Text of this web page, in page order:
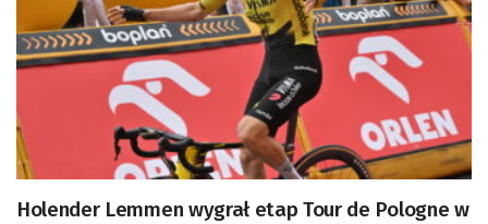
Holender Lemmen wygrał etap Tour de Pologne w